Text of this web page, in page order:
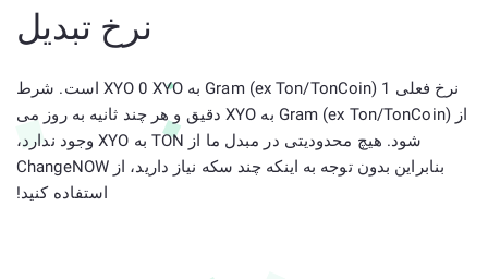
نرخ تبدیل
نرخ فعلی 1 Gram (ex Ton/TonCoin) به XYO 0 XYO است. شرط
از Gram (ex Ton/TonCoin) به XYO دقیق و هر چند ثانیه به روز می
شود. هیچ محدودیتی در مبدل ما از TON به XYO وجود ندارد،
بنابراین بدون توجه به اینکه چند سکه نیاز دارید، از ChangeNOW
استفاده کنید!